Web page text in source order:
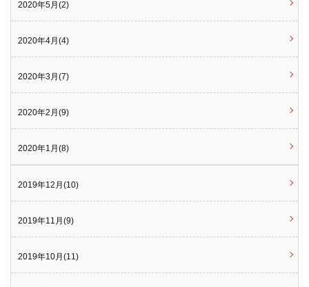
2020年5月(2)
2020年4月(4)
2020年3月(7)
2020年2月(9)
2020年1月(8)
2019年12月(10)
2019年11月(9)
2019年10月(11)